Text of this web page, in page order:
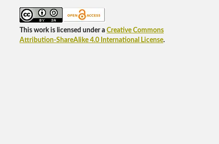
This work is licensed under a Creative Commons
Attribution-ShareAlike 4.0 International License.